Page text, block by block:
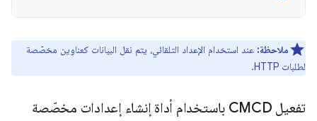
ملاحظة: عند استخدام الإعداد التلقائي، يتم نقل البيانات كعناوين مخصّصة
لطلبات HTTP.
تفعيل CMCD باستخدام أداة إنشاء إعدادات مخصّصة